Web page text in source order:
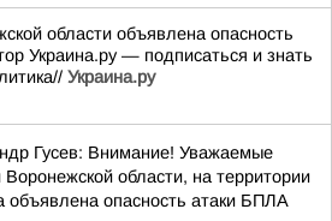
области объявлена опасность
Украина.ру — подписаться и знать
Украина.ру
Гусев: Внимание! Уважаемые
области, на территории
объявлена опасность атаки БПЛА